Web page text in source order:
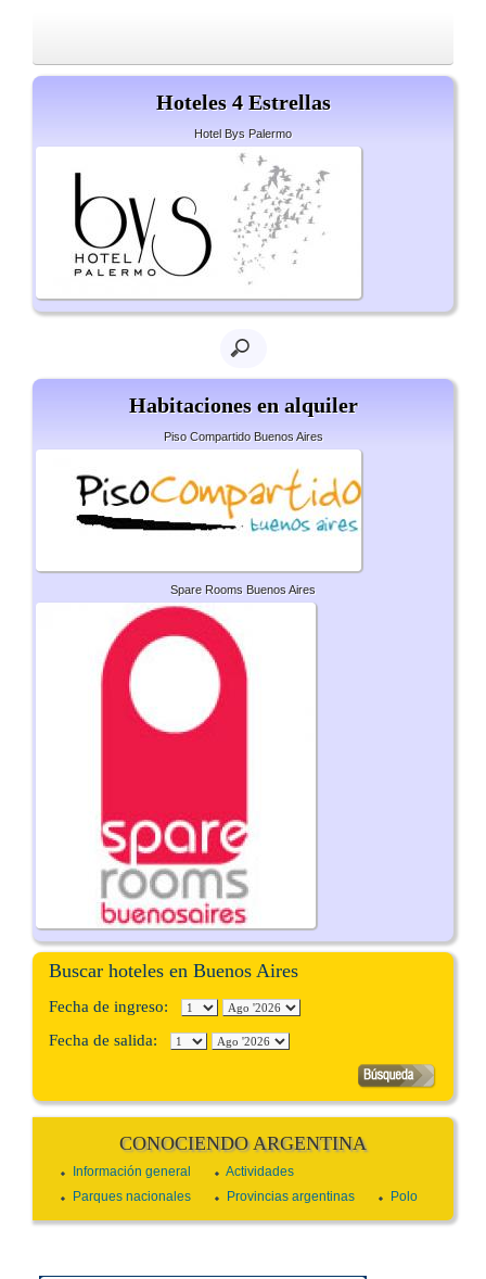
Hoteles 4 Estrellas
Hotel Bys Palermo
Habitaciones en alquiler
Piso Compartido Buenos Aires
Spare Rooms Buenos Aires
Buscar hoteles en Buenos Aires
Fecha de ingreso:
Fecha de salida:
CONOCIENDO ARGENTINA
Información general
Actividades
Parques nacionales
Provincias argentinas Polo